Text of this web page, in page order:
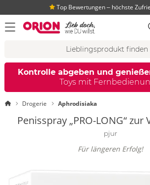
Top Bewertungen ‒ höchste
Menü öffnen
Kontrolle abgeben und
Toys mit
Startseite
Drogerie Aphrodisiaka
Penisspray „PRO-LONG“ zur
pjur
Für längeren Erfolg!